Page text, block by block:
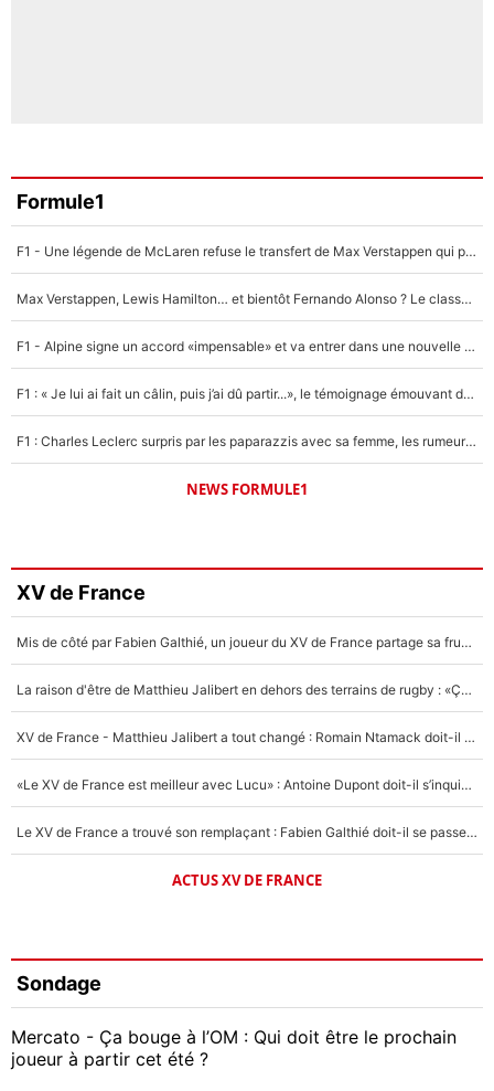
Formule1
F1 - Une légende de McLaren refuse le transfert de Max Verstappen qui pourrait «faire des vagues» et plomber l'ambiance dans l'équipe
Max Verstappen, Lewis Hamilton… et bientôt Fernando Alonso ? Le classement des pilotes les mieux payés en Formule 1 risque de changer !
F1 - Alpine signe un accord «impensable» et va entrer dans une nouvelle dimension : Grande nouvelle pour Pierre Gasly !
F1 : « Je lui ai fait un câlin, puis j’ai dû partir...», le témoignage émouvant de Max Verstappen sur sa fille
F1 : Charles Leclerc surpris par les paparazzis avec sa femme, les rumeurs étaient vraies !
NEWS FORMULE1
XV de France
Mis de côté par Fabien Galthié, un joueur du XV de France partage sa frustration : «ils ne me l’ont pas dit tout de suite»
La raison d'être de Matthieu Jalibert en dehors des terrains de rugby : «Ça m'atteint autant que si tu touches à un membre de ma famille»
XV de France - Matthieu Jalibert a tout changé : Romain Ntamack doit-il s’inquiéter pour sa place à un an de la Coupe du monde ?
«Le XV de France est meilleur avec Lucu» : Antoine Dupont doit-il s’inquiéter pour sa place ?
Le XV de France a trouvé son remplaçant : Fabien Galthié doit-il se passer d'Antoine Dupont ?
ACTUS XV DE FRANCE
Sondage
Mercato - Ça bouge à l’OM : Qui doit être le prochain
joueur à partir cet été ?